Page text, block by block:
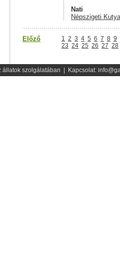
Nati
Népszigeti
Előző 1 2 3 4 5 6 7 8 9
23 24 25 26 27 28
állatok szolgálatában | Kapcsolat: